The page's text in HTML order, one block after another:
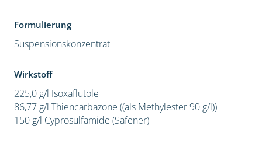
Formulierung
Suspensionskonzentrat
Wirkstoff
225,0 g/l Isoxaflutole
86,77 g/l Thiencarbazone ((als Methylester 90 g/l))
150 g/l Cyprosulfamide (Safener)